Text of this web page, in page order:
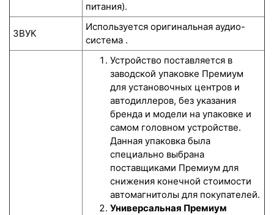
питания).
ЗВУК
Используется оригинальная аудио-
система .
Устройство поставляется в
заводской упаковке Премиум
для установочных центров и
автодиллеров, без указания
бренда и модели на упаковке и
самом головном устройстве.
Данная упаковка была
специально выбрана
поставщиками Премиум для
снижения конечной стоимости
автомагнитолы для покупателей.
Универсальная Премиум